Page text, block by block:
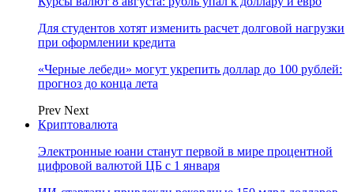
Для студентов хотят изменить расчет долговой нагрузки
при оформлении кредита
«Черные лебеди» могут укрепить доллар до 100 рублей:
прогноз до конца лета
Prev Next
Криптовалюта
Электронные юани станут первой в мире процентной
цифровой валютой ЦБ с 1 января